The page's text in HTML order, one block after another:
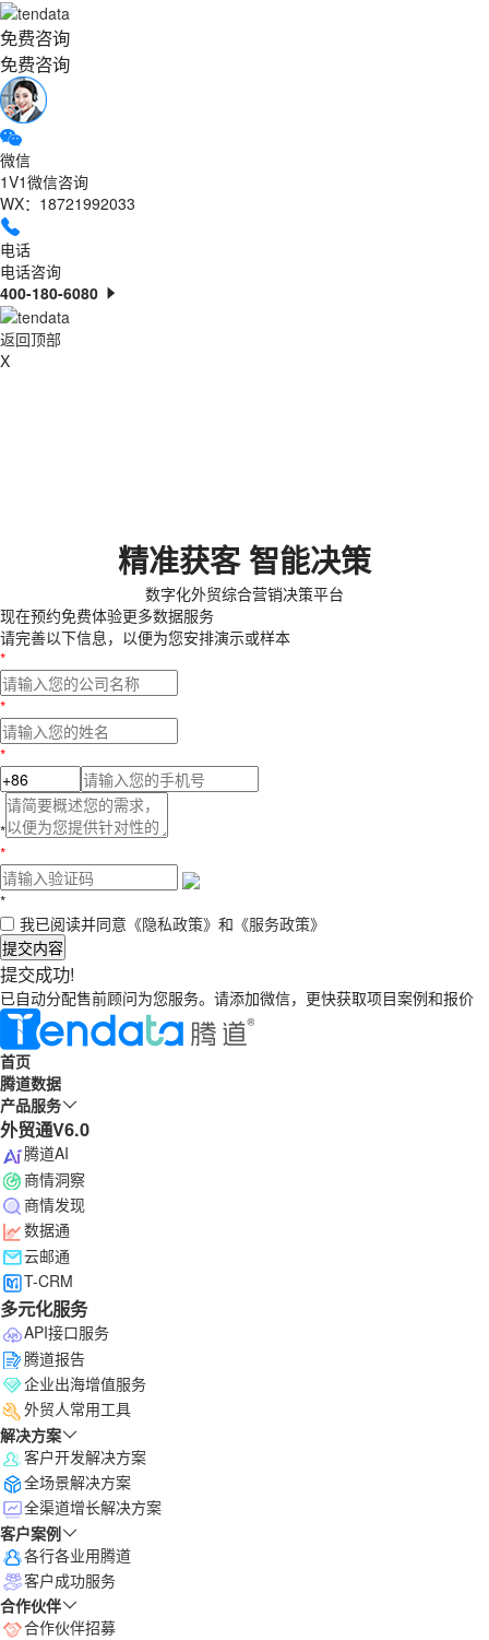
免费咨询
免费咨询
微信
1V1微信咨询
WX：18721992033
电话
电话咨询
400-180-6080
返回顶部
X
精准获客 智能决策
数字化外贸综合营销决策平台
现在预约免费体验更多数据服务
请完善以下信息，以便为您安排演示或样本
*
*
*
*
*
*
我已阅读并同意 《隐私政策》 和 《服务政策》
提交内容
提交成功!
已自动分配售前顾问为您服务。请添加微信，更快获取项目案例和报价
首页
腾道数据
产品服务
外贸通V6.0
腾道AI
商情洞察
商情发现
数据通
云邮通
T-CRM
多元化服务
API接口服务
腾道报告
企业出海增值服务
外贸人常用工具
解决方案
客户开发解决方案
全场景解决方案
全渠道增长解决方案
客户案例
各行各业用腾道
客户成功服务
合作伙伴
合作伙伴招募